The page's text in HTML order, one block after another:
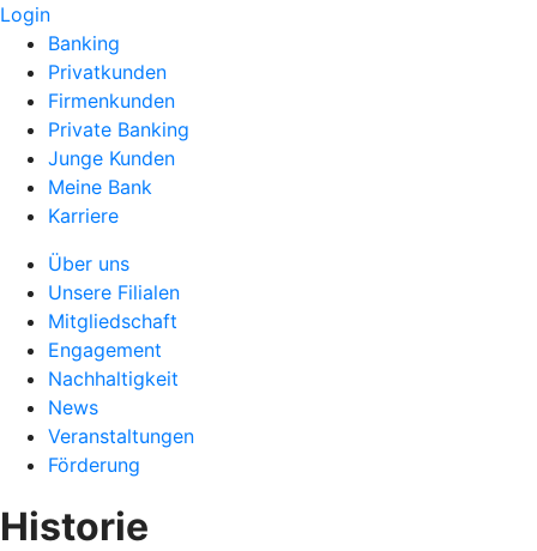
Login
Banking
Privatkunden
Firmenkunden
Private Banking
Junge Kunden
Meine Bank
Karriere
Über uns
Unsere Filialen
Mitgliedschaft
Engagement
Nachhaltigkeit
News
Veranstaltungen
Förderung
Historie